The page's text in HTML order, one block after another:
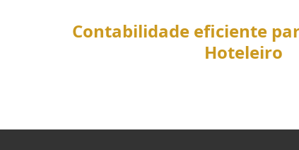
Contabilidade eficiente
Hoteleiro